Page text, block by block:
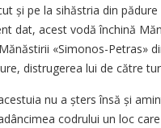
și pe la sihăstria din
dat, acest vodă închină
«Simonos-Petras»
distrugerea lui de către
nu a șters însă și
codrului un loc